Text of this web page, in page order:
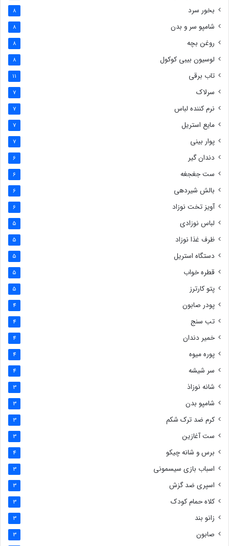
بخور سرد 8
شامپو سر و بدن 8
روغن بچه 8
لوسیون بیبی کوکول 8
تاب برقی 11
سرلاک 7
نرم کننده لباس 7
مایع استریل 7
پوار بینی 7
دندان گیر 6
ست جغجغه 6
بالش شیردهی 6
آویز تخت نوزاد 6
لباس نوزادی 5
ظرف غذا نوزاد 5
دستگاه استریل 5
قطره خواب 5
پتو کارترز 5
پودر صابون 4
تب سنج 4
خمیر دندان 4
پوره میوه 4
سر شیشه 4
شانه نوزاذ 3
شامپو بدن 3
کرم ضد ترک شکم 3
ست آغازین 3
برس و شانه چیکو 4
اسباب بازی سیسمونی 3
اسپری ضد گزش 3
کلاه حمام کودک 3
زانو بند 3
صابون 3